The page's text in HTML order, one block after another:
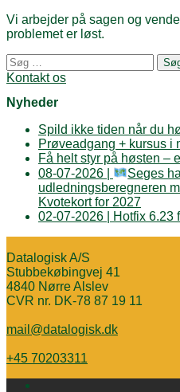
Vi arbejder på sagen og
problemet er løst.
Posts
navigation
Søg
efter:
Kontakt os
Nyheder
Spild ikke tiden når du
Prøveadgang + kursus i
Få helt styr på høsten –
08-07-2026 |
Seges
udledningsberegneren
Kvotekort for 2027
02-07-2026 | Hotfix 6.23
Datalogisk A/S
Stubbekøbingvej 41
4840 Nørre Alslev
CVR nr. DK-78 87 19 11
mail@datalogisk.dk
+45 70203311